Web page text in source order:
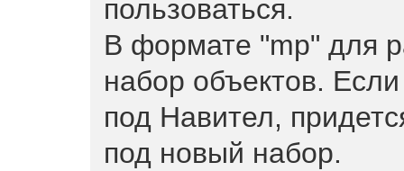
пользоваться.
В формате "mp" для
набор объектов.
под Навител,
под новый набор.